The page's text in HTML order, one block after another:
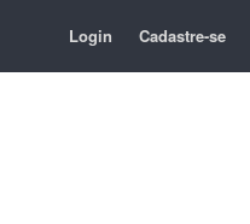
Login Cadastre-se